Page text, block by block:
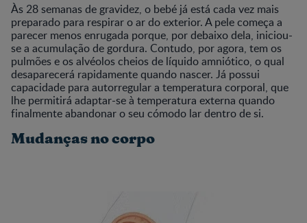
Às 28 semanas de gravidez, o bebé já está cada vez mais
preparado para respirar o ar do exterior. A pele começa a
parecer menos enrugada porque, por debaixo dela, iniciou-
se a acumulação de gordura. Contudo, por agora, tem os
pulmões e os alvéolos cheios de líquido amniótico, o qual
desaparecerá rapidamente quando nascer. Já possui
capacidade para autorregular a temperatura corporal, que
lhe permitirá adaptar-se à temperatura externa quando
finalmente abandonar o seu cómodo lar dentro de si.
Mudanças no corpo